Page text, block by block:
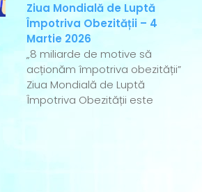
Ziua Mondială de Luptă
Împotriva Obezității – 4
Martie 2026
„8 miliarde de motive să
acționăm împotriva obezității”
Ziua Mondială de Luptă
Împotriva Obezității este